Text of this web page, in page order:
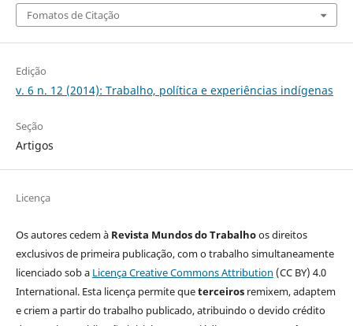
Fomatos de Citação
Edição
v. 6 n. 12 (2014): Trabalho, política e experiências indígenas
Seção
Artigos
Licença
Os autores cedem à Revista Mundos do Trabalhoos direitos
exclusivos de primeira publicação, com o trabalho simultaneamente
licenciado sob a Licença Creative Commons Attribution (CC BY) 4.0
International. Esta licença permite queterceirosremixem, adaptem
e criem a partir do trabalho publicado, atribuindo o devido crédito